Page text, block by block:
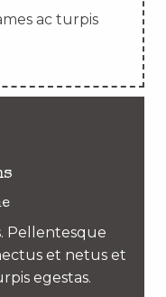
ac turpis
Pellentesque
et netus et
egestas.